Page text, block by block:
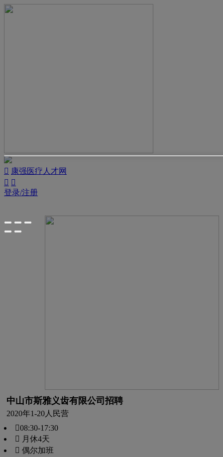
 康强医疗人才网
 
登录/注册
中山市斯雅义齿有限公司招聘
2020年1-20人 民营
08:30-17:30
 月休4天
 偶尔加班